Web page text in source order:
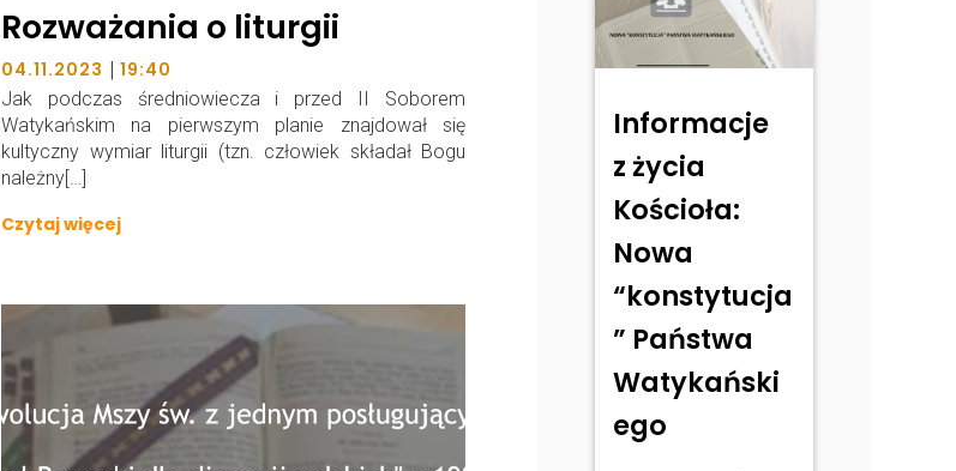
Rozważania o liturgii
04.11.2023 | 19:40
Jak podczas średniowiecza i przed II Soborem
Watykańskim na pierwszym planie znajdował się
kultyczny wymiar liturgii (tzn. człowiek składał Bogu
należny[…]
Czytaj więcej
Informacje
z życia
Kościoła:
Nowa
“konstytucja
” Państwa
Watykański
ego